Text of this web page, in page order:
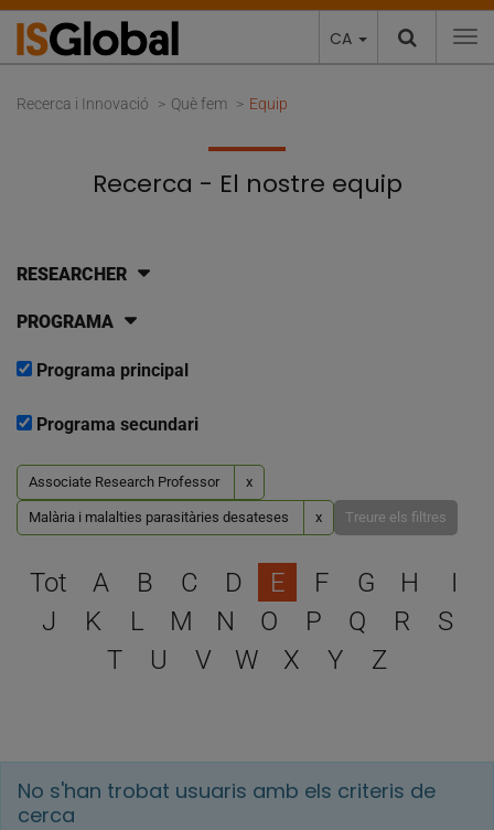
CA
Recerca i Innovació Què fem Equip
Recerca - El nostre equip
RESEARCHER
PROGRAMA
Programa principal
Programa secundari
Associate Research Professor x
Malària i malalties parasitàries desateses x Treure els filtres
Escull una lletra per filtrar
Tot A B C D E F G H
I
J
K L M N O P Q R
S
T
U V W X Y Z
No s'han trobat usuaris amb els criteris de
cerca